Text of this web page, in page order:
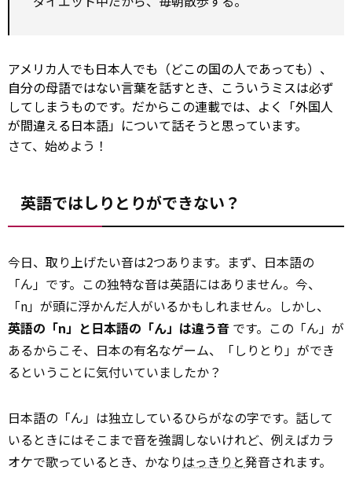
アメリカ人でも日本人でも（どこの国の人であっても）、
自分の母語ではない言葉を話すとき、こういうミスは必ず
してしまうものです。だからこの連載では、よく「外国人
が間違える日本語」について話そうと思っています。
さて、始めよう！
英語ではしりとりができない？
今日、取り上げたい音は2つあります。まず、日本語の
「ん」です。この独特な音は英語にはありません。今、
「n」が頭に浮かんだ人がいるかもしれません。しかし、
英語の「n」と日本語の「ん」は違う音 です。この「ん」が
あるからこそ、日本の有名なゲーム、「しりとり」ができ
るということに気付いていましたか？
日本語の「ん」は独立しているひらがなの字です。話して
いるときにはそこまで音を強調しないけれど、例えばカラ
オケで歌っているとき、かなりはっきりと発音されます。